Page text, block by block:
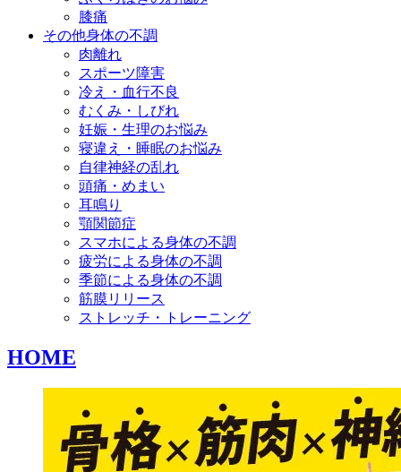
膝痛
その他身体の不調
肉離れ
スポーツ障害
冷え・血行不良
むくみ・しびれ
妊娠・生理のお悩み
寝違え・睡眠のお悩み
自律神経の乱れ
頭痛・めまい
耳鳴り
顎関節症
スマホによる身体の不調
疲労による身体の不調
季節による身体の不調
筋膜リリース
ストレッチ・トレーニング
HOME